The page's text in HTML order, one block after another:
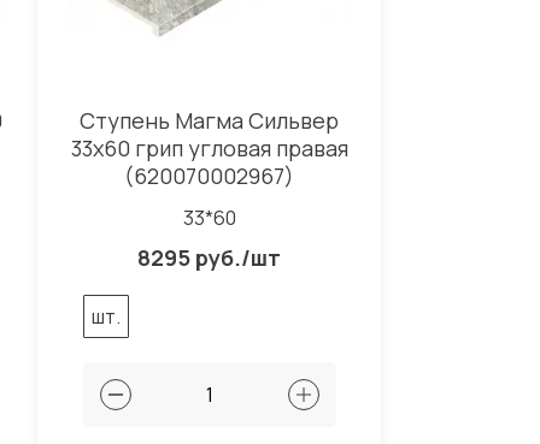
Ступень Магма Сильвер
33x60 грип угловая правая
(620070002967)
33*60
8295 руб./шт
шт.